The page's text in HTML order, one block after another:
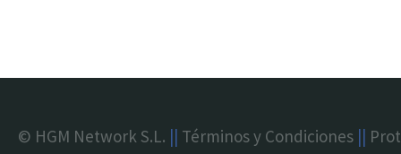
© HGM Network S.L. || Términos y Condiciones ||